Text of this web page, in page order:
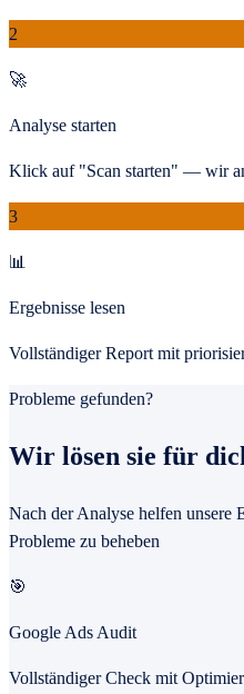
2
🚀
Analyse starten
Klick auf "Scan starten" — wir
3
📊
Ergebnisse lesen
Vollständiger Report mit
Probleme gefunden?
Wir lösen sie für
Nach der Analyse helfen unsere
Probleme zu beheben
🎯
Google Ads Audit
Vollständiger Check mit